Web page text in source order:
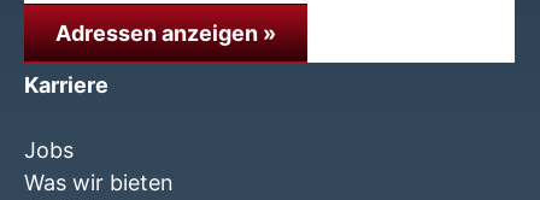
Adressen anzeigen »
Karriere
Jobs
Was wir bieten